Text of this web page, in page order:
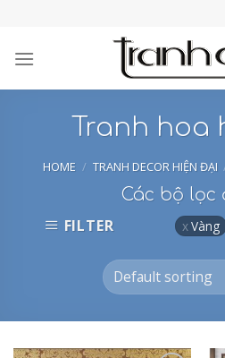
content
Tranh hoa
HOME / TRANH DECOR HIỆN ĐẠI
FILTER
Các bộ lọc
Vàng